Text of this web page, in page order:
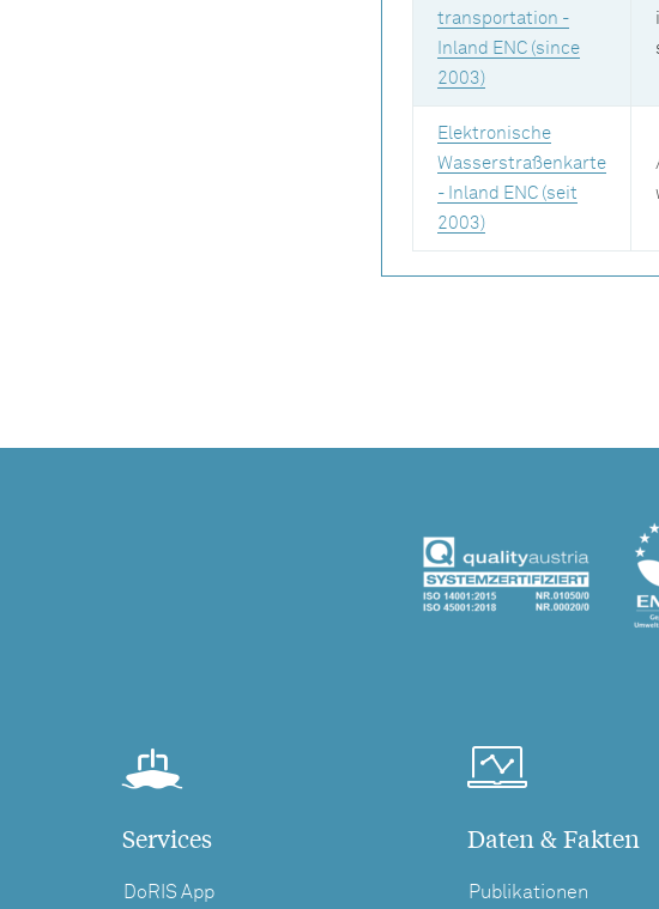
transportation -
Inland ENC (since
2003)
Elektronische
Wasserstraßenkarte
- Inland ENC (seit
2003)
Services
DoRIS App
Daten & Fakten
Publikationen